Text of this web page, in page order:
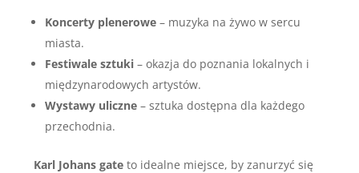
Koncerty plenerowe – muzyka na żywo w sercu
miasta.
Festiwale sztuki – okazja do poznania lokalnych i
międzynarodowych artystów.
Wystawy uliczne – sztuka dostępna dla każdego
przechodnia.
Karl Johans gate to idealne miejsce, by zanurzyć się